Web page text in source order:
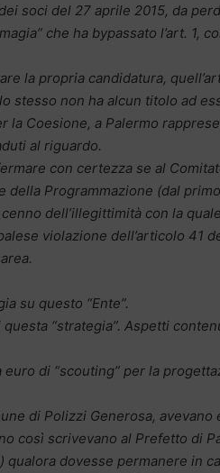
soci del 27 aprile 2015, da
che ha bypassato l’art. 1,
la propria candidatura,
stesso non ha alcun titolo ad
la Coesione, a Palermo
al riguardo.
con certezza se al
della Programmazione (dal
dell’illegittimità con la
violazione dell’articolo 41
su questo “Ente”.
“strategia”. Aspetti
di “scouting” per la
di Polizzi Generosa,
così scrivevano al Prefetto di
dovesse permanere in